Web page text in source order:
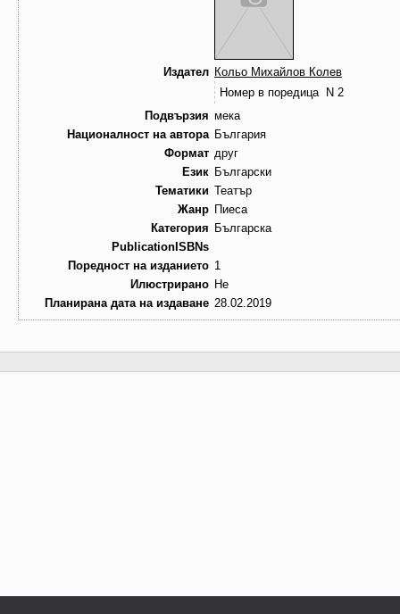
Издател Кольо Михайлов Колев
Номер в поредица
N 2
Подвързия мека
Националност на автора България
Формат друг
Език Български
Тематики Театър
Жанр Пиеса
Категория Българска
PublicationISBNs
Поредност на изданието 1
Илюстрирано Не
Планирана дата на издаване 28.02.2019